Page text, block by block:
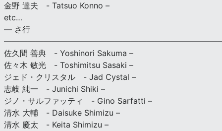
金野 達夫 - Tatsuo Konno –
etc…
— さ行
佐久間 善典 - Yoshinori Sakuma –
佐々木 敏光 - Toshimitsu Sasaki –
ジェド・クリスタル - Jad Cystal –
志岐 純一 - Junichi Shiki –
ジノ・サルファッティ - Gino Sarfatti –
清水 大輔 - Daisuke Shimizu –
清水 慶太 - Keita Shimizu –